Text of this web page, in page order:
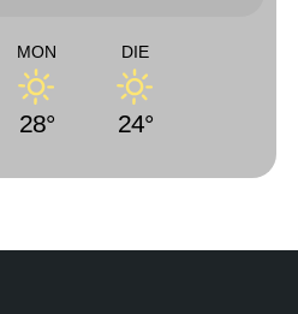
MON
28°
DIE
24°